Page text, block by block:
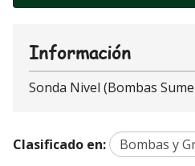
Información
Sonda Nivel (Bombas
Clasificado en: Bombas y